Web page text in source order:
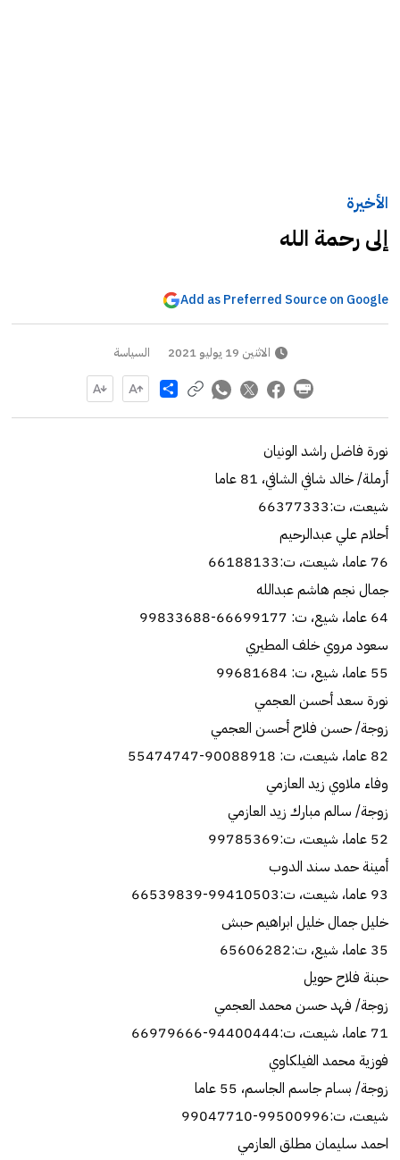
الأخيرة
إلى رحمة الله
Add as Preferred Source on Google
الاثنين 19 يوليو 2021 السياسة
Share
نورة فاضل راشد الونيان
أرملة/‏ خالد شافي الشافي، 81 عاما
شيعت، ت:66377333
أحلام علي عبدالرحيم
76 عاما، شيعت، ت:66188133
جمال نجم هاشم عبدالله
64 عاما، شيع، ت: 66699177-99833688
سعود مروي خلف المطيري
55 عاما، شيع، ت: 99681684
نورة سعد أحسن العجمي
زوجة/‏ حسن فلاح أحسن العجمي
82 عاما، شيعت، ت: 90088918-55474747
وفاء ملاوي زيد العازمي
زوجة/‏ سالم مبارك زيد العازمي
52 عاما، شيعت، ت:99785369
أمينة حمد سند الدوب
93 عاما، شيعت، ت:99410503-66539839
خليل جمال خليل ابراهيم حبش
35 عاما، شيع، ت:65606282
حبنة فلاح حويل
زوجة/‏ فهد حسن محمد العجمي
71 عاما، شيعت، ت:94400444-66979666
فوزية محمد الفيلكاوي
زوجة/‏ بسام جاسم الجاسم، 55 عاما
شيعت، ت:99500996-99047710
احمد سليمان مطلق العازمي